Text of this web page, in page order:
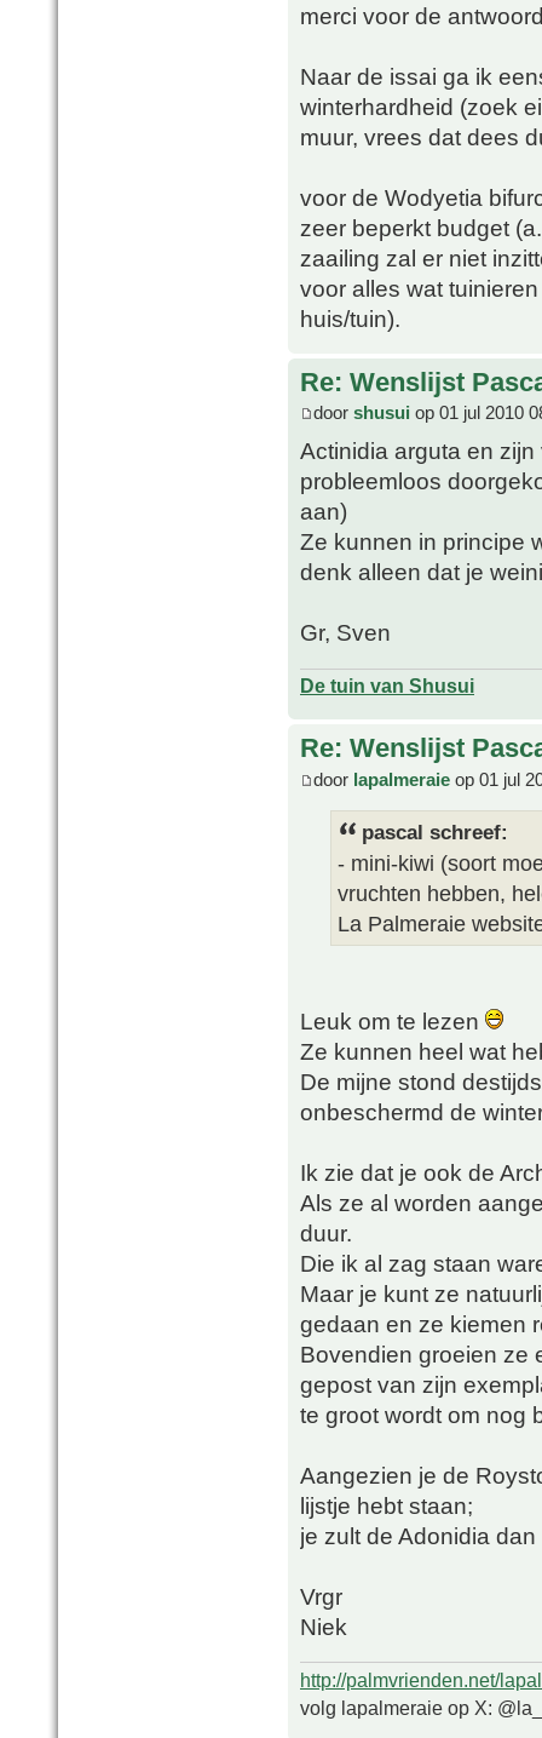
merci voor de
Naar de issai ga ik
winterhardheid (zoek
muur, vrees dat dees
voor de Wodyetia
zeer beperkt budget
zaailing zal er niet
voor alles wat
huis/tuin).
Re: Wenslijst
door shusui op 01 jul 2010
Actinidia arguta en
probleemloos
aan)
Ze kunnen in principe
denk alleen dat je
Gr, Sven
De tuin van Shusui
Re: Wenslijst
door lapalmeraie op 01 jul
pascal schreef:
- mini-kiwi (soort
vruchten hebben,
La Palmeraie
Leuk om te lezen
Ze kunnen heel wat
De mijne stond
onbeschermd de
Ik zie dat je ook de
Als ze al worden
duur.
Die ik al zag staan
Maar je kunt ze
gedaan en ze kiemen
Bovendien groeien ze
gepost van zijn
te groot wordt om nog
Aangezien je de
lijstje hebt staan;
je zult de Adonidia
Vrgr
Niek
http://palmvrienden.net/
volg lapalmeraie op X: